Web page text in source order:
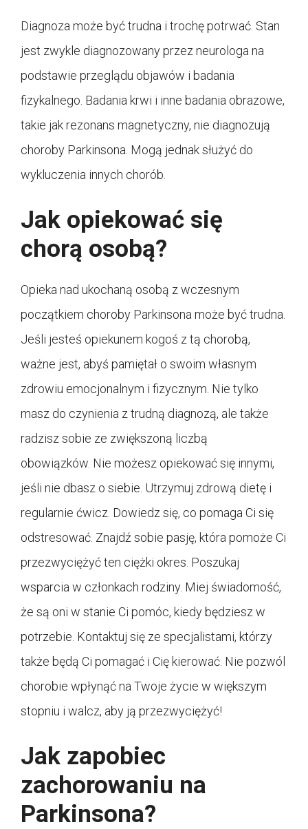
Diagnoza może być trudna i trochę potrwać. Stan
jest zwykle diagnozowany przez neurologa na
podstawie przeglądu objawów i badania
fizykalnego. Badania krwi i inne badania obrazowe,
takie jak rezonans magnetyczny, nie diagnozują
choroby Parkinsona. Mogą jednak służyć do
wykluczenia innych chorób.
Jak opiekować się
chorą osobą?
Opieka nad ukochaną osobą z wczesnym
początkiem choroby Parkinsona może być trudna.
Jeśli jesteś opiekunem kogoś z tą chorobą,
ważne jest, abyś pamiętał o swoim własnym
zdrowiu emocjonalnym i fizycznym. Nie tylko
masz do czynienia z trudną diagnozą, ale także
radzisz sobie ze zwiększoną liczbą
obowiązków. Nie możesz opiekować się innymi,
jeśli nie dbasz o siebie. Utrzymuj zdrową dietę i
regularnie ćwicz. Dowiedz się, co pomaga Ci się
odstresować. Znajdź sobie pasję, która pomoże Ci
przezwyciężyć ten ciężki okres. Poszukaj
wsparcia w członkach rodziny. Miej świadomość,
że są oni w stanie Ci pomóc, kiedy będziesz w
potrzebie. Kontaktuj się ze specjalistami, którzy
także będą Ci pomagać i Cię kierować. Nie pozwól
chorobie wpłynąć na Twoje życie w większym
stopniu i walcz, aby ją przezwyciężyć!
Jak zapobiec
zachorowaniu na
Parkinsona?